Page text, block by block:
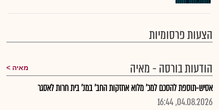
הצעות פרסומיות
הודעות בורסה - מאיה
מאיה
אסיש-תוספת להסכם למכ' מלוא אחזקות החב' במנ' בית חרות לאסגר
04.08.2026, 16:44